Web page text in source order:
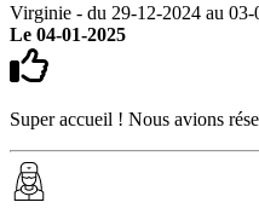
Virginie - du 29-12-2024 au 03-
Le 04-01-2025
Super accueil ! Nous avions